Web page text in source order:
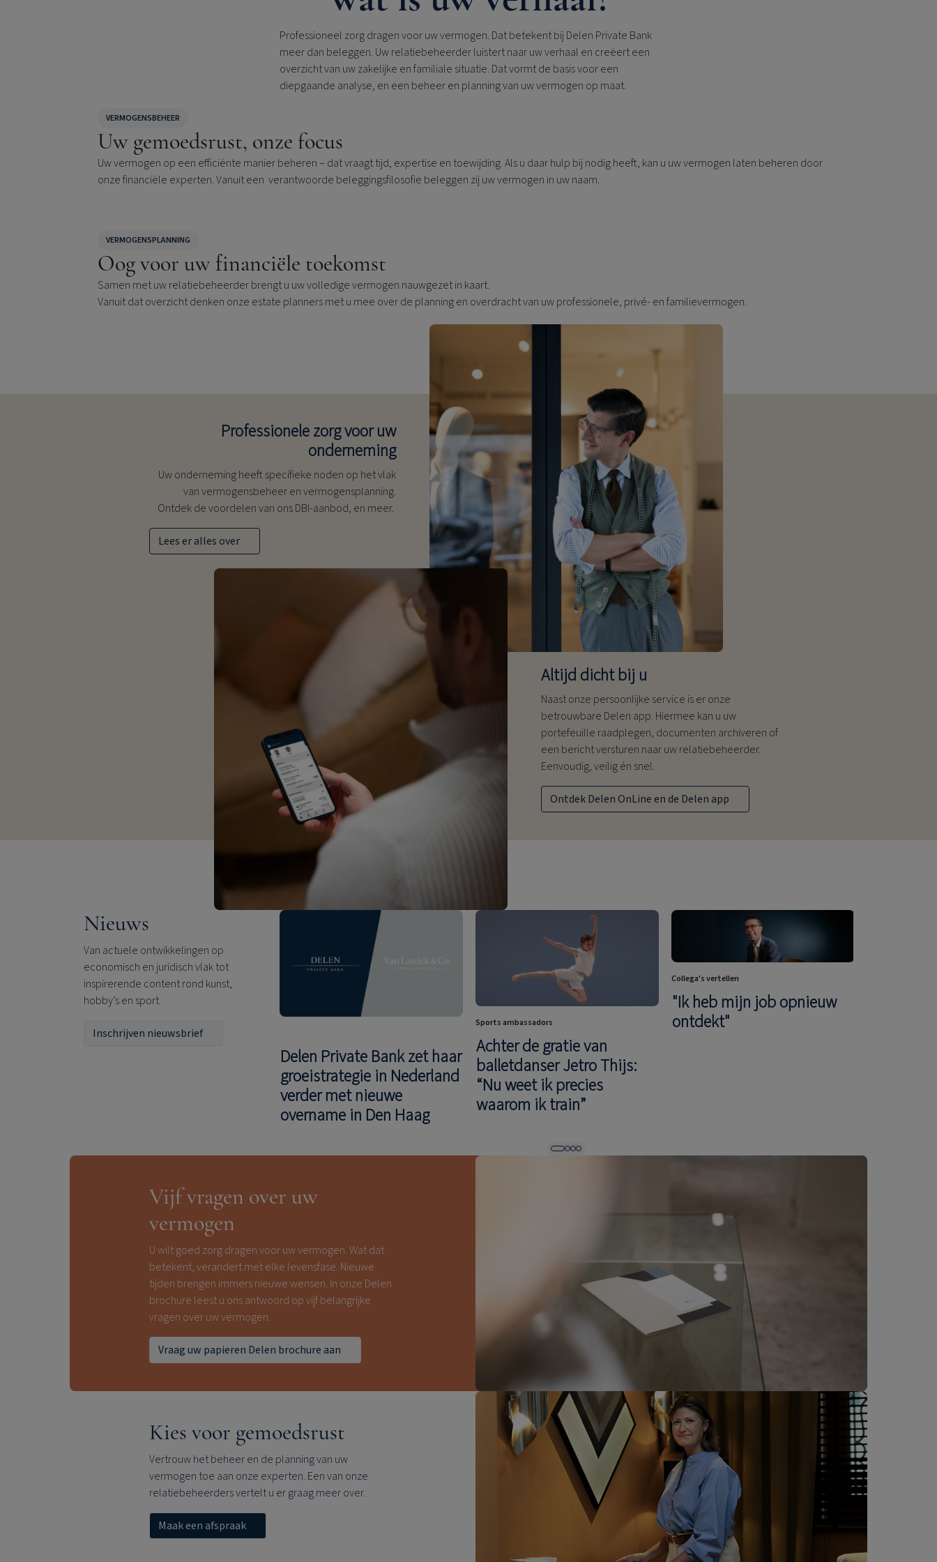
Professioneel zorg dragen voor uw vermogen. Dat betekent bijDelen Private Bank
meer dan beleggen. Uw relatiebeheerder luistert naar uw verhaal en creëert een
overzicht van uw zakelijke en familiale situatie. Dat vormt de basis voor een
diepgaande analyse, en een beheer en planning van uw vermogen op maat.
VERMOGENSBEHEER
Uw gemoedsrust, onze focus
Uw vermogen op een efficiënte manier beheren– dat vraagt tijd, expertise en toewijding. Als u daar hulp bij nodig heeft, kan u uw vermogen laten beheren door
onze financiële experten. Vanuit een verantwoorde beleggingsfilosofie beleggen zij uw vermogen in uw naam.
VERMOGENSPLANNING
Oog voor uw financiële toekomst
Samen met uw relatiebeheerder brengt u uw volledige vermogen nauwgezet in kaart.
Vanuit dat overzicht denken onze estate planners met u mee over de planning en overdracht van uw professionele, privé- en familievermogen.
Professionele zorg voor uw
onderneming
Uw onderneming heeft specifieke noden op het vlak
van vermogensbeheer en vermogensplanning.
Ontdek de voordelen van ons DBI-aanbod, en meer.
Lees er alles over
Altijd dicht bij u
Naast onze persoonlijke service is er onze
betrouwbare Delen app. Hiermee kan u uw
portefeuille raadplegen, documenten archiveren of
een bericht versturen naar uw relatiebeheerder.
Eenvoudig, veilig én snel.
Ontdek Delen OnLine en de Delen app
Nieuws
Van actuele ontwikkelingen op
economisch en juridisch vlak tot
inspirerende content rond kunst,
hobby’s en sport.
Inschrijven nieuwsbrief
Delen Private Bank zet haar
groeistrategie in Nederland
verder met nieuwe
overname in Den Haag
Sports ambassadors
Achter de gratie van
balletdanser Jetro Thijs:
“Nu weet ik precies
waarom ik train”
Collega's vertellen
"Ik heb mijn job opnieuw
ontdekt"
Vijf vragen over uw
vermogen
U wilt goed zorg dragen voor uw vermogen. Wat dat
betekent, verandert met elke levensfase. Nieuwe
tijden brengen immers nieuwe wensen. In onze Delen
brochure leest u ons antwoord op vijf belangrijke
vragen over uw vermogen.
Vraag uw papieren Delen brochure aan
Kies voor gemoedsrust
Vertrouw het beheer en de planning van uw
vermogen toe aan onze experten. Een van onze
relatiebeheerders vertelt u er graag meer over.
Maak een afspraak